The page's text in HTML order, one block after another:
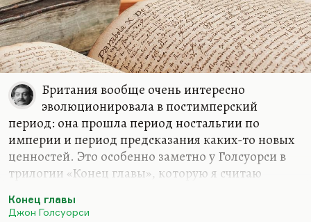
Британия вообще очень интересно
эволюционировала в постимперский
период: она прошла период ностальгии по
империи и период предсказания каких-то новых
ценностей. Это особенно заметно у Голсуорси в
трилогии «Конец главы», которую я считаю
«Нам надо взять лучшее от старой Британии и
Конец главы
Джон Голсуорси